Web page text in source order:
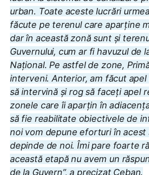
urban. Toate aceste lucrări
făcute pe terenul care aparține
dar în această zonă sunt și
Guvernului, cum ar fi havuzul de
Național. Pe astfel de zone,
interveni. Anterior, am făcut apel
să intervină și rog să faceți apel
zonele care îi aparțin în
să fie reabilitate obiectivele de
noi vom depune eforturi în acest
depinde de noi. Îmi pare foarte
această etapă nu avem un
de la Guvern”, a precizat Ceban.